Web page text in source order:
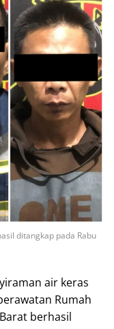
ditangkap pada Rabu
air keras
Rumah
berhasil